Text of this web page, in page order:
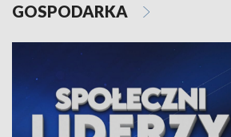
GOSPODARKA